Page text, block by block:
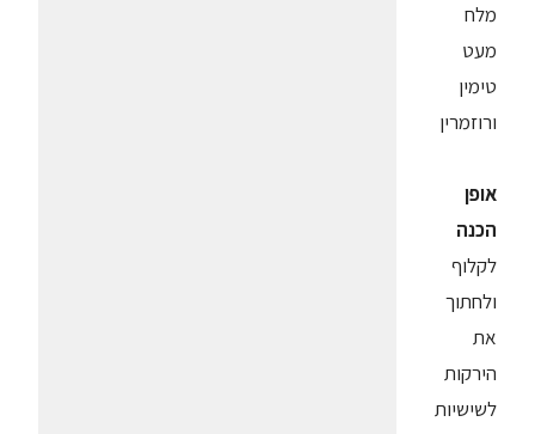
מלח
מעט
טימין
ורוזמרין
אופן
הכנה
לקלוף
ולחתוך
את
הירקות
לשישיות